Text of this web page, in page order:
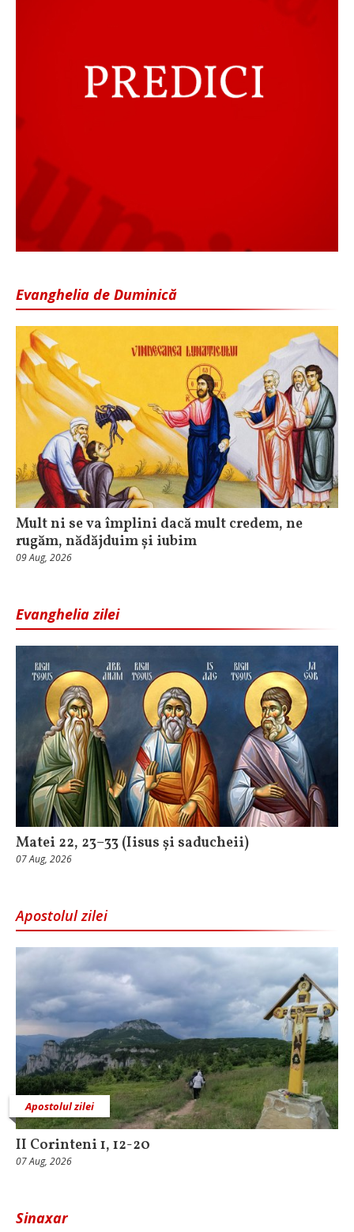
Evanghelia de Duminică
Mult ni se va împlini dacă mult credem, ne
rugăm, nădăjduim și iubim
09 Aug, 2026
Evanghelia zilei
Matei 22, 23–33 (Iisus și saducheii)
07 Aug, 2026
Apostolul zilei
Apostolul zilei
II Corinteni 1, 12-20
07 Aug, 2026
Sinaxar